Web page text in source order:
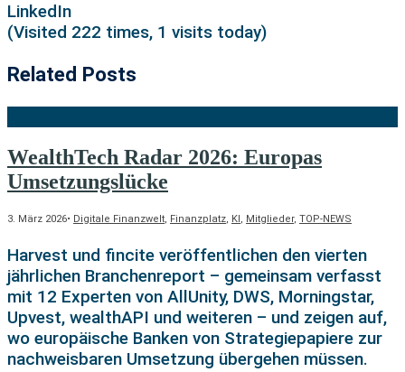
LinkedIn
(Visited 222 times, 1 visits today)
Related Posts
WealthTech Radar 2026: Europas
Umsetzungslücke
3. März 2026• Digitale Finanzwelt, Finanzplatz, KI , Mitglieder, TOP-NEWS
Harvest und fincite veröffentlichen den vierten
jährlichen Branchenreport – gemeinsam verfasst
mit 12 Experten von AllUnity, DWS, Morningstar,
Upvest, wealthAPI und weiteren – und zeigen auf,
wo europäische Banken von Strategiepapiere zur
nachweisbaren Umsetzung übergehen müssen.